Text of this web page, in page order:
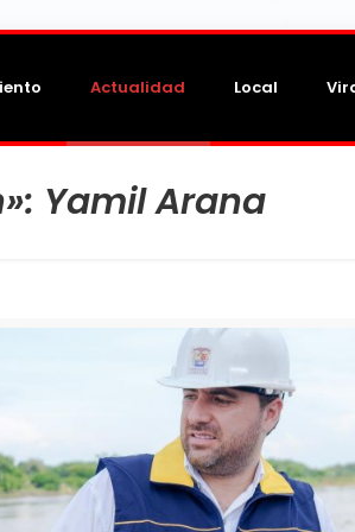
Actualidad Local
Yamil Arana